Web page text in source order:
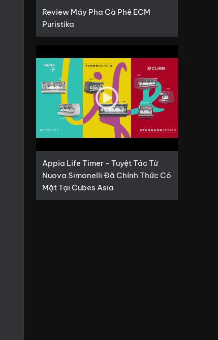
Review Máy Pha Cà Phê ECM
Puristika
Appia Life Timer - Tuyệt Tác Từ
Nuova Simonelli Đã Chính Thức Có
Mặt Tại Cubes Asia